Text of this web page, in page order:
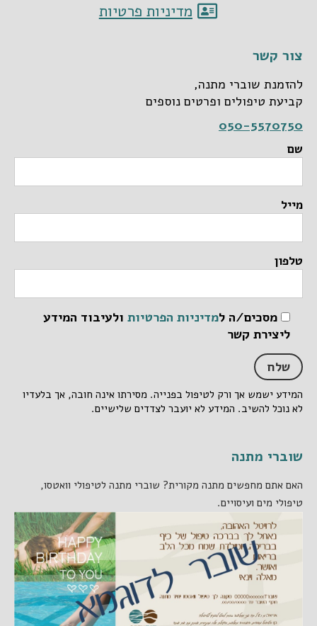
מדיניות פרטיות
צור קשר
להזמנת שוברי מתנה,
קביעת טיפולים ופרטים נוספים
050-5570750
שם
מייל
טלפון
מסכים/ה למדיניות הפרטיות ולעיבוד המידע
ליצירת קשר
המידע ישמש אך ורק לטיפול בפנייה. מסירתו אינה חובה, אך בלעדיו
לא נוכל להשיב. המידע לא יועבר לצדדים שלישיים.
שוברי מתנה
האם אתם מחפשים מתנה מקורית? שוברי מתנה לטיפולי וואטסו,
טיפולי מים ועיסויים.